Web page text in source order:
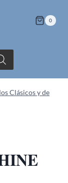
0
Clásicos y de